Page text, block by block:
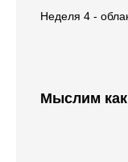
Неделя 4 -
Мыслим